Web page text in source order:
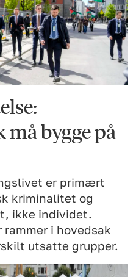
bygge på
er primært
kriminalitet og
ikke individet.
i hovedsak
utsatte grupper.